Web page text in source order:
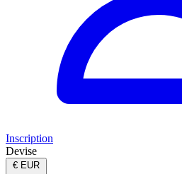
Inscription
Devise
€ EUR